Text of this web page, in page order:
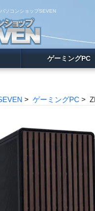
ソコンショップSEVEN
ゲーミングPC
> ゲーミングPC >